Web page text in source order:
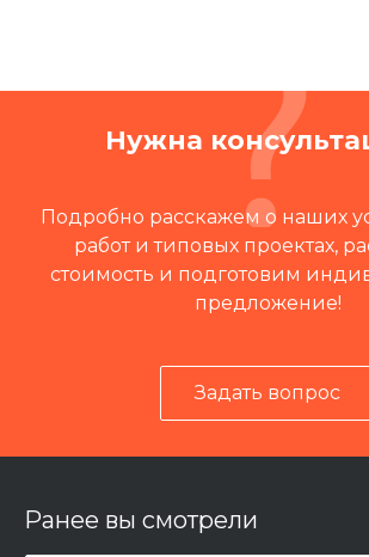
Нужна
Подробно расскажем о наших
работ и типовых проектах,
стоимость и подготовим
предложение!
Задать вопрос
Ранее вы смотрели